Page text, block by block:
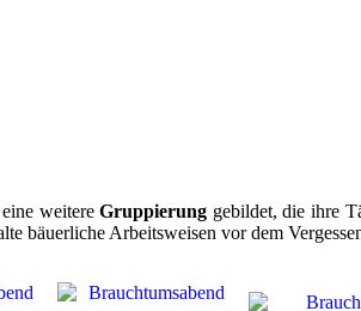
eine weitereGruppierung gebildet, die ihre
bäuerliche Arbeitsweisen vor dem